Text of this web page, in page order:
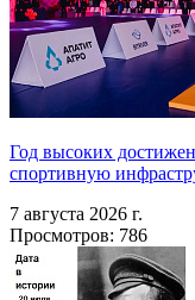
Год высоких
спортивную
7 августа 2026 г.
Просмотров: 786